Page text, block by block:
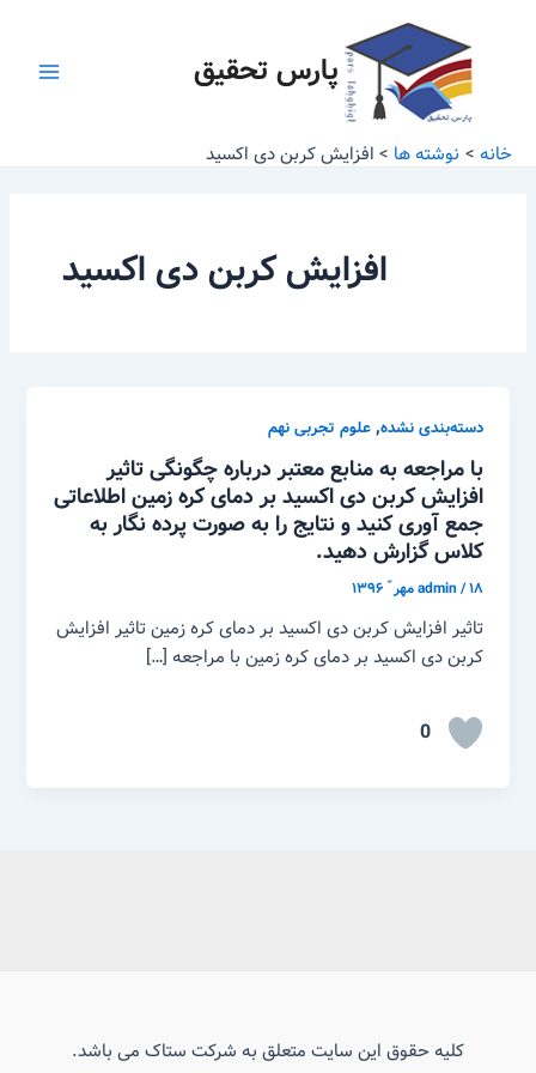
پارس تحقیق
خانه نوشته ها افزایش کربن دی اکسید
افزایش کربن دی اکسید
دسته‌بندی نشده,علوم تجربی نهم
با مراجعه به منابع معتبر درباره چگونگی تاثیر
افزایش کربن دی اکسید بر دمای کره زمین اطلاعاتی
جمع آوری کنید و نتایج را به صورت پرده نگار به
کلاس گزارش دهید.
admin/۱۸ مهر ّ ۱۳۹۶
تاثیر افزایش کربن دی اکسید بر دمای کره زمین تاثیر افزایش
کربن دی اکسید بر دمای کره زمین با مراجعه […]
0
کلیه حقوق این سایت متعلق به شرکت ستاک می باشد.